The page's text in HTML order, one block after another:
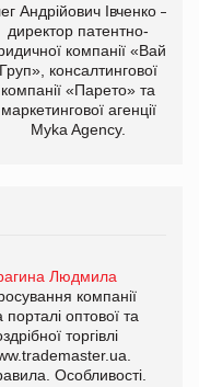
Андрійович Івченко —
директор патентно-
компанії «Вайз
Груп», консалтингової
компанії «Парето» та
маркетингової агенції
Myka Agency.
Людмила
компанії
порталі оптової та
торгівлі
Особливості.